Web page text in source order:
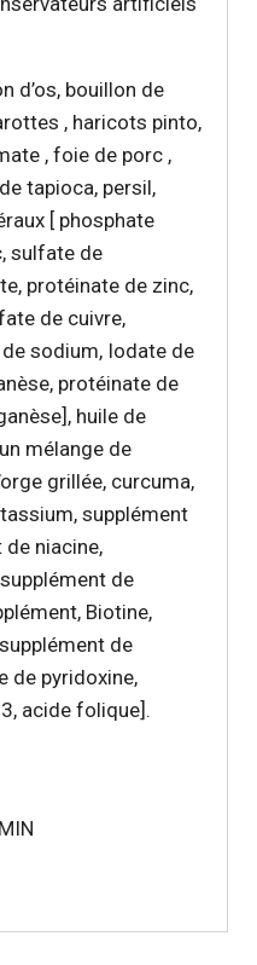
d’os, bouillon de
, haricots pinto,
, foie de porc ,
tapioca, persil,
[ phosphate
sulfate de
protéinate de zinc,
de cuivre,
sodium, Iodate de
protéinate de
huile de
mélange de
grillée, curcuma,
supplément
de niacine,
de
Biotine,
de
de pyridoxine,
acide folique].